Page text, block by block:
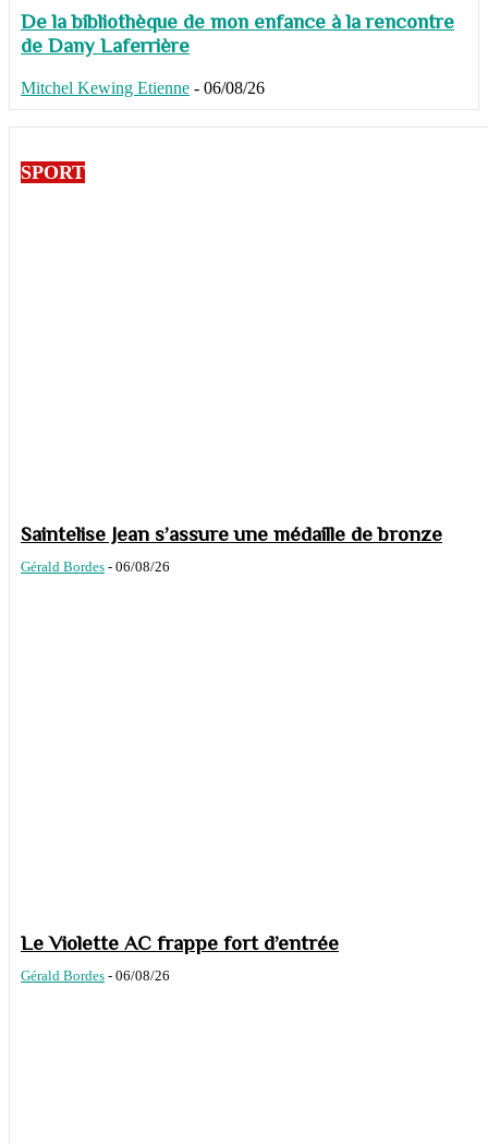
De la bibliothèque de mon enfance à la rencontre
de Dany Laferrière
Mitchel Kewing Etienne - 06/08/26
SPORT
Saintelise Jean s’assure une médaille de bronze
Gérald Bordes - 06/08/26
Le Violette AC frappe fort d’entrée
Gérald Bordes - 06/08/26